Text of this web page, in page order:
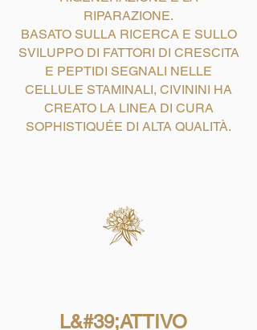
RIPARAZIONE.
BASATO SULLA RICERCA E SULLO
SVILUPPO DI FATTORI DI CRESCITA
E PEPTIDI SEGNALI NELLE
CELLULE STAMINALI, CIVININI HA
CREATO LA LINEA DI CURA
SOPHISTIQUÉE DI ALTA QUALITÀ.
L&#39;ATTIVO